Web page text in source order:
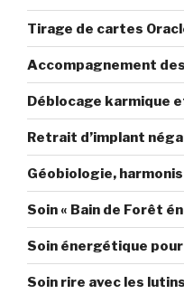
Tirage de cartes
Accompagnement
Déblocage karmique
Retrait d’implant
Géobiologie,
Soin « Bain de Forêt
Soin énergétique
Soin rire avec les